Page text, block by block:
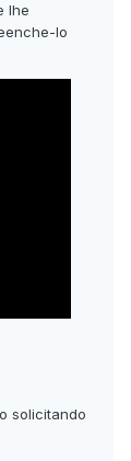
lhe
lo
solicitando